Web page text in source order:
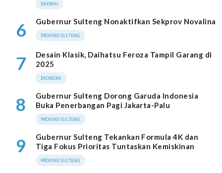
DAERAH
6 Gubernur Sulteng Nonaktifkan Sekprov Novalina
PROVINSI SULTENG
7
Desain Klasik, Daihatsu Feroza Tampil Garang di
2025
EKONOMI
8
Gubernur Sulteng Dorong Garuda Indonesia
Buka Penerbangan Pagi Jakarta-Palu
PROVINSI SULTENG
9
Gubernur Sulteng Tekankan Formula 4K dan
Tiga Fokus Prioritas Tuntaskan Kemiskinan
PROVINSI SULTENG